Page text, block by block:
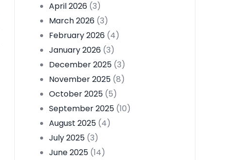
April 2026 (3)
March 2026 (3)
February 2026 (4)
January 2026 (3)
December 2025 (3)
November 2025 (8)
October 2025 (5)
September 2025 (10)
August 2025 (4)
July 2025 (3)
June 2025 (14)